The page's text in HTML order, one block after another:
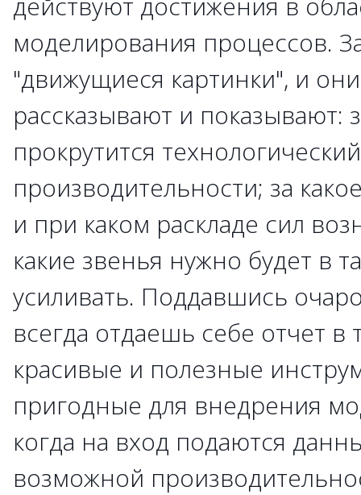
моделирования процессов.
"движущиеся картинки", и
рассказывают и показывают:
прокрутится
производительности; за
и при каком раскладе сил
какие звенья нужно будет в
усиливать. Поддавшись
всегда отдаешь себе отчет в
красивые и полезные
пригодные для внедрения
когда на вход подаются
возможной